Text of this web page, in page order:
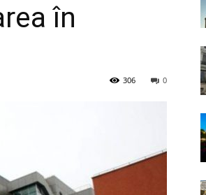
în
0
306